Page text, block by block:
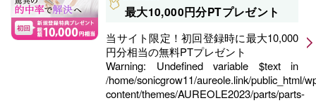
最大10,000円分PTプレゼント
当サイト限定！初回登録時に最大10,000
円分相当の無料PTプレゼント
Warning: Undefined variable $text in
/home/sonicgrow11/aureole.link/public_html/
content/themes/AUREOLE2023/parts/parts-